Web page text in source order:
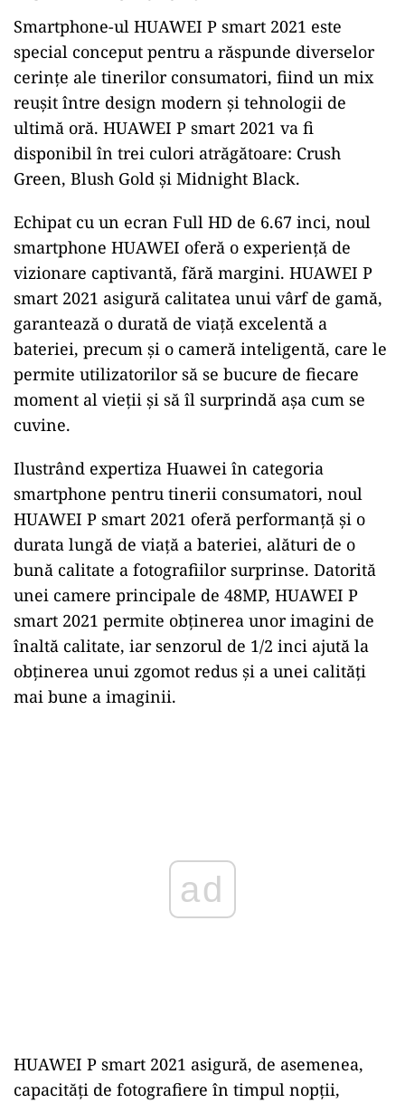
Smartphone-ul HUAWEI P smart 2021 este
special conceput pentru a răspunde diverselor
cerințe ale tinerilor consumatori, fiind un mix
reușit între design modern și tehnologii de
ultimă oră. HUAWEI P smart 2021 va fi
disponibil în trei culori atrăgătoare: Crush
Green, Blush Gold și Midnight Black.
Echipat cu un ecran Full HD de 6.67 inci, noul
smartphone HUAWEI oferă o experiență de
vizionare captivantă, fără margini. HUAWEI P
smart 2021 asigură calitatea unui vârf de gamă,
garantează o durată de viață excelentă a
bateriei, precum și o cameră inteligentă, care le
permite utilizatorilor să se bucure de fiecare
moment al vieții și să îl surprindă așa cum se
cuvine.
Ilustrând expertiza Huawei în categoria
smartphone pentru tinerii consumatori, noul
HUAWEI P smart 2021 oferă performanță și o
durata lungă de viață a bateriei, alături de o
bună calitate a fotografiilor surprinse. Datorită
unei camere principale de 48MP, HUAWEI P
smart 2021 permite obținerea unor imagini de
înaltă calitate, iar senzorul de 1/2 inci ajută la
obținerea unui zgomot redus și a unei calități
mai bune a imaginii.
ad
HUAWEI P smart 2021 asigură, de asemenea,
capacități de fotografiere în timpul nopții,